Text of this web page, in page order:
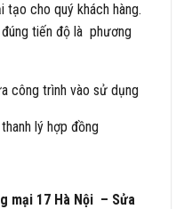
cho quý khách hàng.
tiến độ là phương
công trình vào sử dụng
lý hợp đồng
mại 17 Hà Nội – Sửa